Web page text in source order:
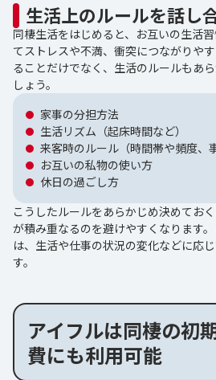
生活上のルールを話し
同棲生活をはじめると、お互いの生活
てストレスや不満、衝突につながりや
ることだけでなく、生活のルールもあ
しょう。
家事の分担方法
生活リズム（起床時間など）
来客時のルール（時間帯や頻度、
お互いの私物の使い方
休日の過ごし方
こうしたルールをあらかじめ決めてお
が積み重なるのを避けやすくなります
は、生活や仕事の状況の変化などに応
す。
アイフルは同棲の初
費にも利用可能